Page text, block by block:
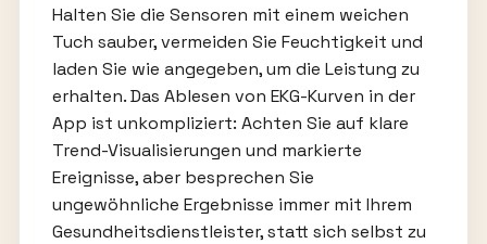
Halten Sie die Sensoren mit einem weichen
Tuch sauber, vermeiden Sie Feuchtigkeit und
laden Sie wie angegeben, um die Leistung zu
erhalten. Das Ablesen von EKG-Kurven in der
App ist unkompliziert: Achten Sie auf klare
Trend-Visualisierungen und markierte
Ereignisse, aber besprechen Sie
ungewöhnliche Ergebnisse immer mit Ihrem
Gesundheitsdienstleister, statt sich selbst zu